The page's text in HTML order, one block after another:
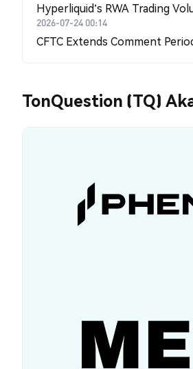
Hyperliquid's RWA Trading
2026-07-24 00:14
CFTC Extends Comment
TonQuestion (TQ)